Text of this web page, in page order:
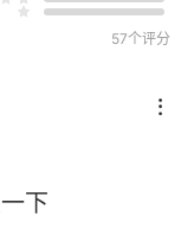
57个评分
下